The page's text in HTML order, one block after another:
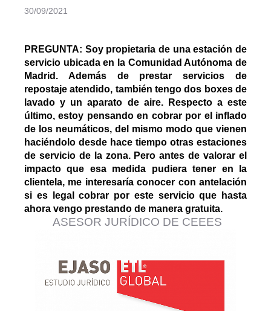
30/09/2021
PREGUNTA: Soy propietaria de una estación de
servicio ubicada en la Comunidad Autónoma de
Madrid. Además de prestar servicios de
repostaje atendido, también tengo dos boxes de
lavado y un aparato de aire. Respecto a este
último, estoy pensando en cobrar por el inflado
de los neumáticos, del mismo modo que vienen
haciéndolo desde hace tiempo otras estaciones
de servicio de la zona. Pero antes de valorar el
impacto que esa medida pudiera tener en la
clientela, me interesaría conocer con antelación
si es legal cobrar por este servicio que hasta
ahora vengo prestando de manera gratuita.
ASESOR JURÍDICO DE CEEES